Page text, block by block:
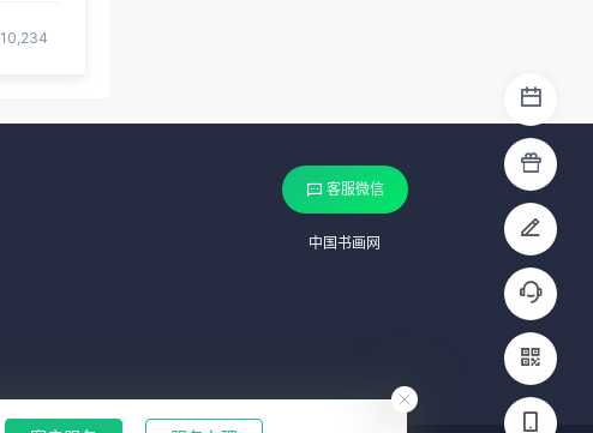
10,234
客服微信
中国书画网